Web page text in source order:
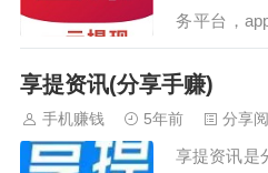
务平台，
出来还是花
还可以，活
初期，想通
机赚钱途径
享提资讯(分享手赚)
手机赚钱 5年前 分享
享提资讯是